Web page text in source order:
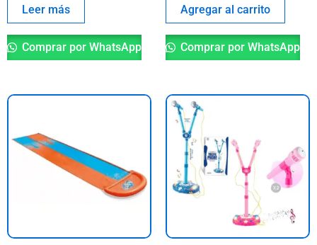
Leer más
Comprar por WhatsApp
Agregar al carrito
Comprar por WhatsApp
se